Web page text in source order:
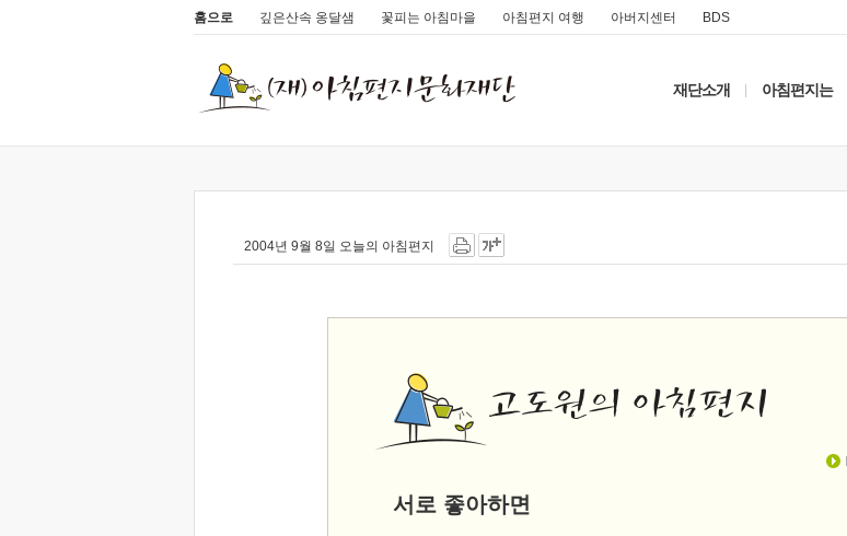
홈으로 깊은산속 옹달샘 꽃피는 아침마을 아침편지 여행 아버지센터 BDS
재단소개 아침편지는
2004년 9월 8일 오늘의 아침편지
서로 좋아하면